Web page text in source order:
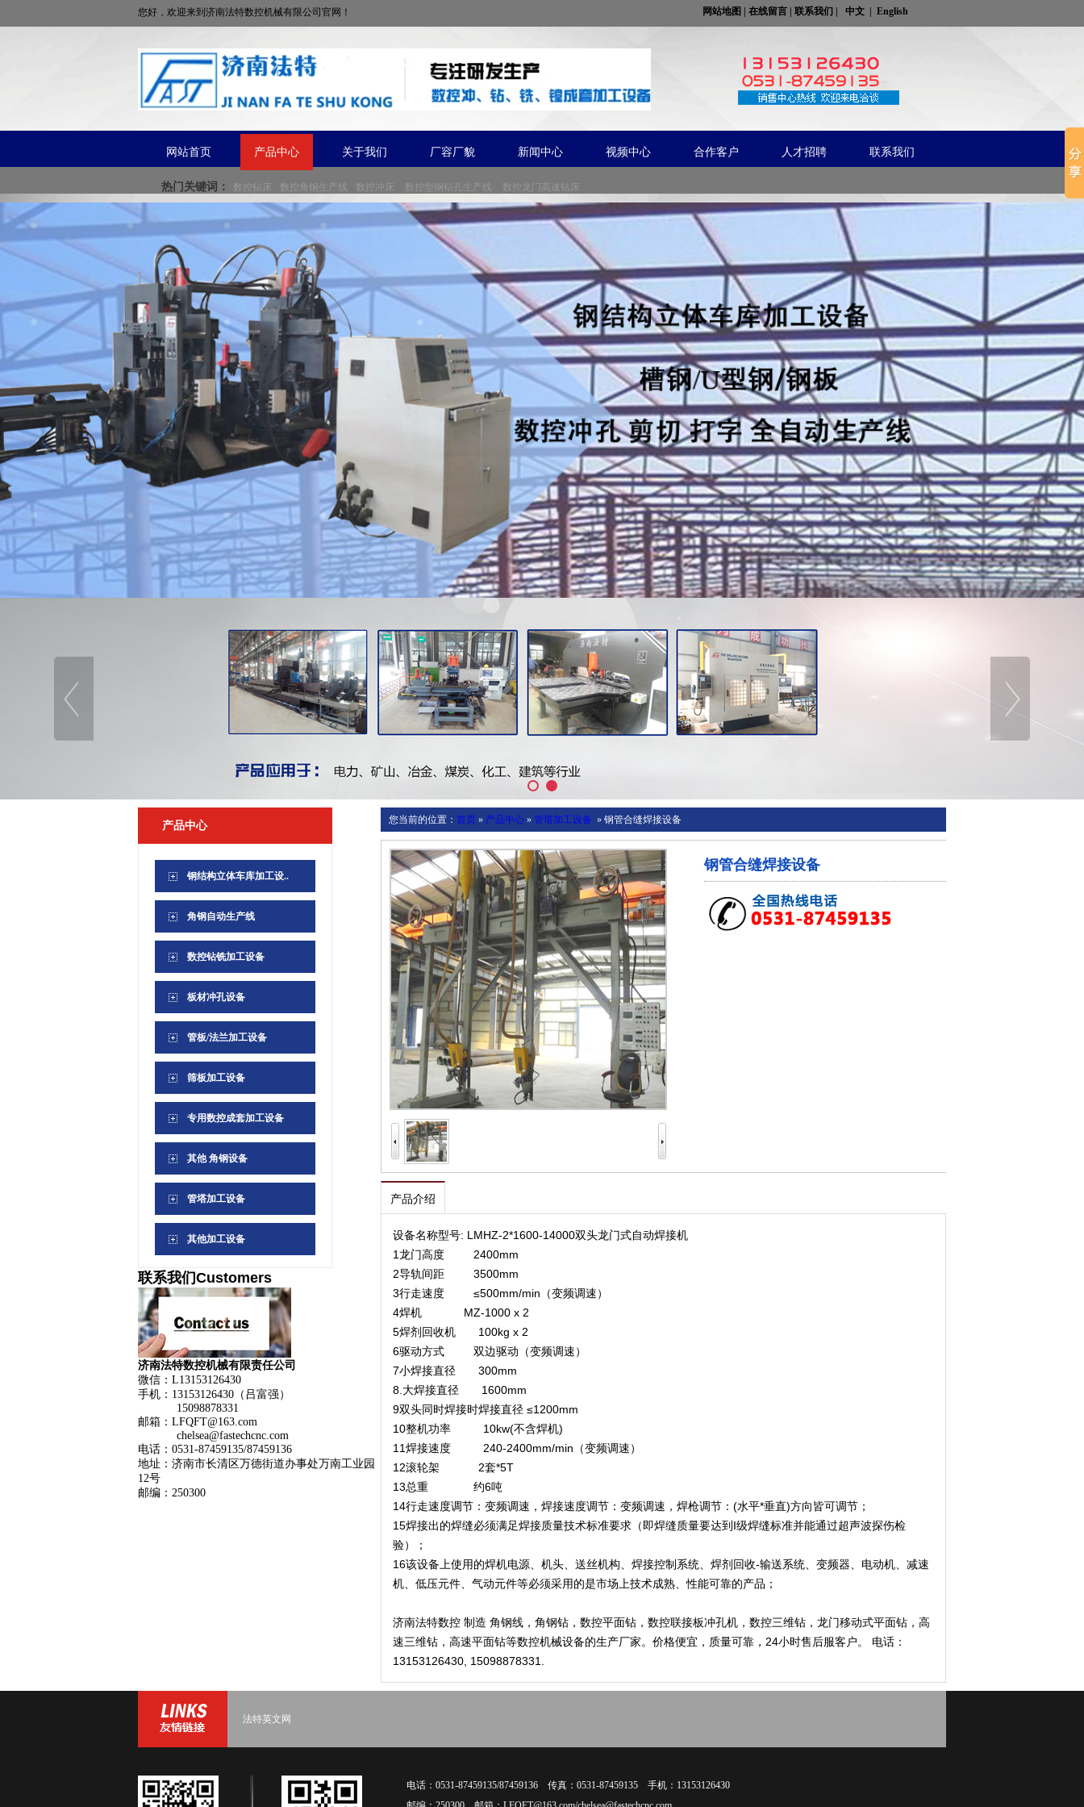
您好，欢迎来到济南法特数控机械有限公司官网！ 网站地图 在线留言 联系我们 中文 English
网站首页 产品中心 关于我们 厂容厂貌 新闻中心 视频中心 合作客户 人才招聘 联系我们
热门关键词： 数控钻床 数控角钢生产线 数控冲床 数控型钢钻孔生产线 数控龙门高速钻床
产品中心
钢结构立体车库加工设..
角钢自动生产线
数控钻铣加工设备
板材冲孔设备
管板/法兰加工设备
筛板加工设备
专用数控成套加工设备
其他 角钢设备
管塔加工设备
其他加工设备
联系我们Customers
济南法特数控机械有限责任公司
微信：L13153126430
手机：13153126430（吕富强）
15098878331
邮箱：LFQFT@163.com
chelsea@fastechcnc.com
电话：0531-87459135/87459136
地址：济南市长清区万德街道办事处万南工业园
12号
邮编：250300
您当前的位置： 首页» 产品中心» 管塔加工设备 » 钢管合缝焊接设备
钢管合缝焊接设备
产品介绍
设备名称型号: LMHZ-2*1600-14000双头龙门式自动焊接机
1龙门高度 2400mm
2导轨间距 3500mm
3行走速度 ≤500mm/min（变频调速）
4焊机 MZ-1000 x 2
5焊剂回收机 100kg x 2
6驱动方式 双边驱动（变频调速）
7小焊接直径 300mm
8.大焊接直径 1600mm
9双头同时焊接时焊接直径 ≤1200mm
10整机功率 10kw(不含焊机)
11焊接速度 240-2400mm/min（变频调速）
12滚轮架 2套*5T
13总重 约6吨
14行走速度调节：变频调速，焊接速度调节：变频调速，焊枪调节：(水平*垂直)方向皆可调节；
15焊接出的焊缝必须满足焊接质量技术标准要求（即焊缝质量要达到I级焊缝标准并能通过超声波探伤检
验）；
16该设备上使用的焊机电源、机头、送丝机构、焊接控制系统、焊剂回收-输送系统、变频器、电动机、减速
机、低压元件、气动元件等必须采用的是市场上技术成熟、性能可靠的产品；
济南法特数控 制造 角钢线，角钢钻，数控平面钻，数控联接板冲孔机，数控三维钻，龙门移动式平面钻，高
速三维钻，高速平面钻等数控机械设备的生产厂家。价格便宜，质量可靠，24小时售后服客户。 电话：
13153126430, 15098878331.
法特英文网
电话：0531-87459135/87459136 传真：0531-87459135 手机：13153126430